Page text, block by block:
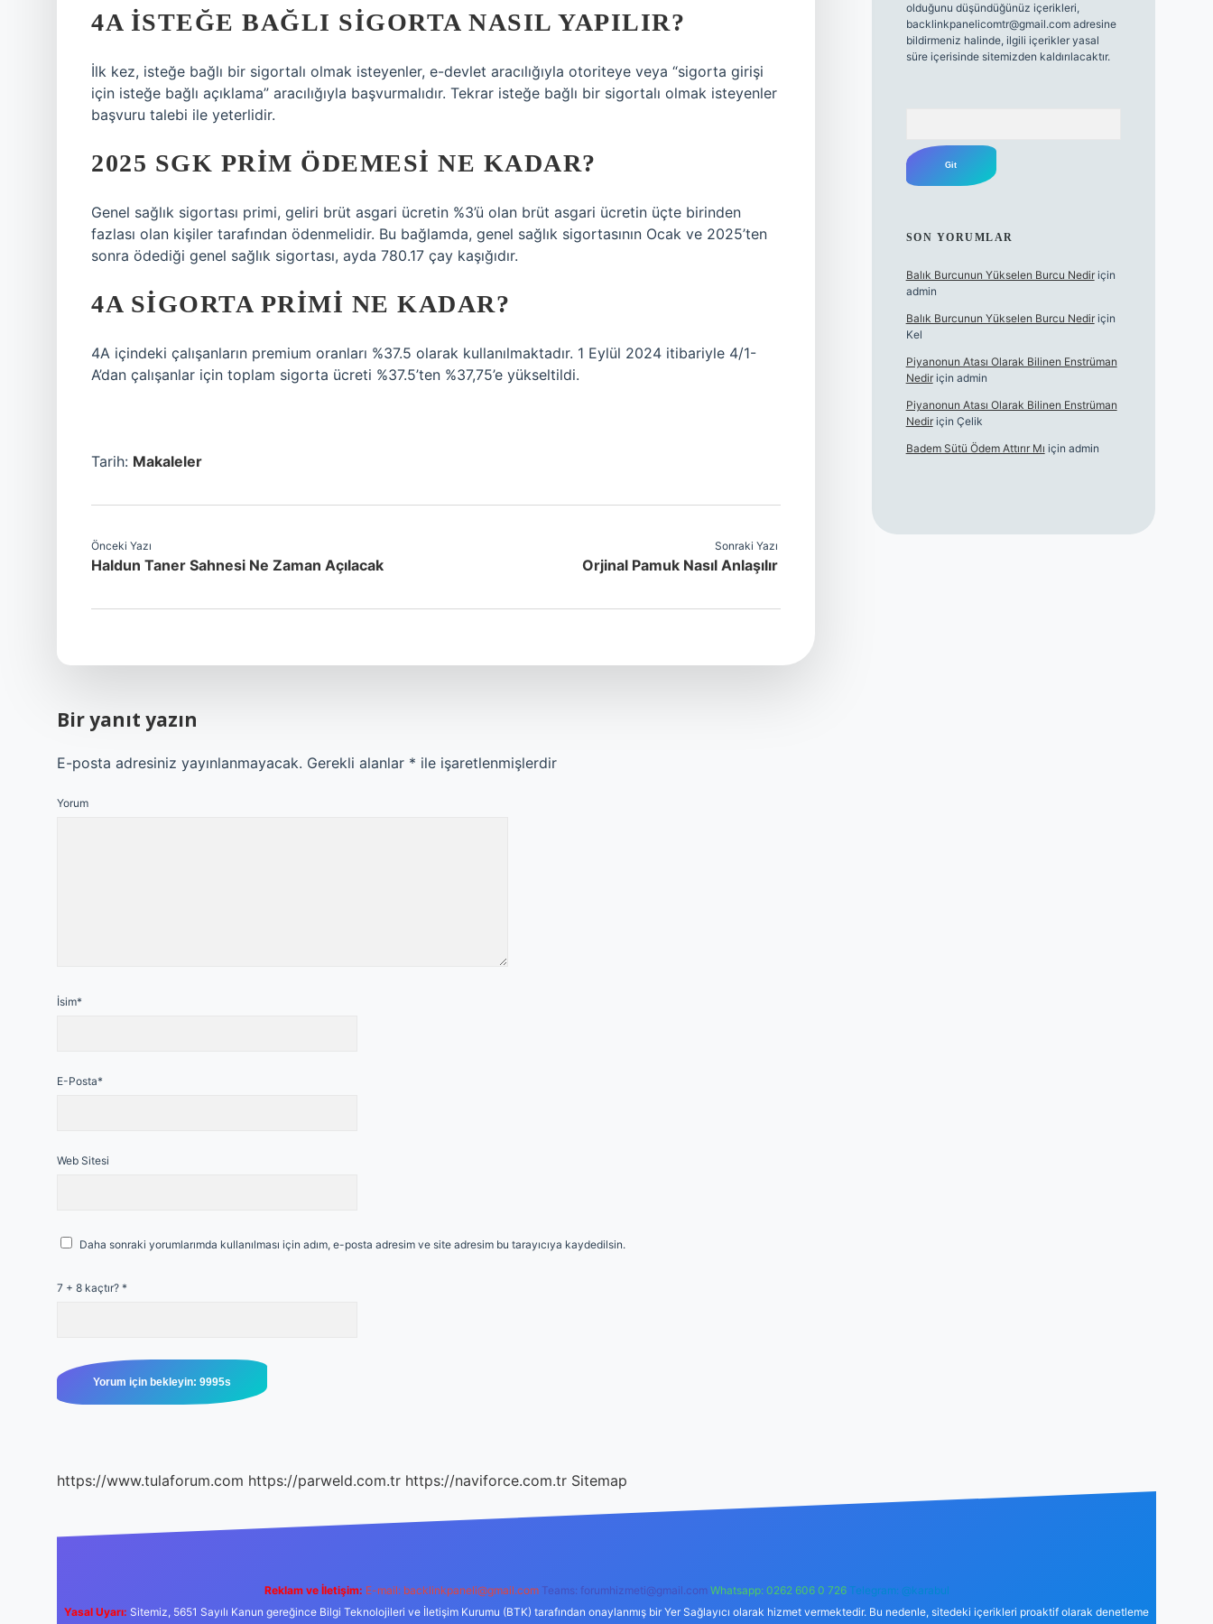
4A ISTEĞE BAĞLI SIGORTA NASIL YAPILIR?
İlk kez, isteğe bağlı bir sigortalı olmak isteyenler, e-devlet aracılığıyla otoriteye veya “sigorta girişi
için isteğe bağlı açıklama” aracılığıyla başvurmalıdır. Tekrar isteğe bağlı bir sigortalı olmak isteyenler
başvuru talebi ile yeterlidir.
2025 SGK PRIM ÖDEMESI NE KADAR?
Genel sağlık sigortası primi, geliri brüt asgari ücretin %3’ü olan brüt asgari ücretin üçte birinden
fazlası olan kişiler tarafından ödenmelidir. Bu bağlamda, genel sağlık sigortasının Ocak ve 2025’ten
sonra ödediği genel sağlık sigortası, ayda 780.17 çay kaşığıdır.
4A SIGORTA PRIMI NE KADAR?
4A içindeki çalışanların premium oranları %37.5 olarak kullanılmaktadır. 1 Eylül 2024 itibariyle 4/1-
A’dan çalışanlar için toplam sigorta ücreti %37.5’ten %37,75’e yükseltildi.
Tarih: Makaleler
Önceki Yazı
Haldun Taner Sahnesi Ne Zaman Açılacak
Sonraki Yazı
Orjinal Pamuk Nasıl Anlaşılır
Bir yanıt yazın
E-posta adresiniz yayınlanmayacak. Gerekli alanlar * ile işaretlenmişlerdir
Yorum
İsim*
E-Posta*
Web Sitesi
Daha sonraki yorumlarımda kullanılması için adım, e-posta adresim ve site adresim bu tarayıcıya kaydedilsin.
7 + 8 kaçtır? *
https://www.tulaforum.com https://parweld.com.tr https://naviforce.com.tr Sitemap
olduğunu düşündüğünüz içerikleri,
backlinkpanelicomtr@gmail.comadresine
bildirmeniz halinde, ilgili içerikler yasal
süre içerisinde sitemizden kaldırılacaktır.
SON YORUMLAR
Balık Burcunun Yükselen Burcu Nediriçin
admin
Balık Burcunun Yükselen Burcu Nediriçin
Kel
Piyanonun Atası Olarak Bilinen Enstrüman
Nediriçin admin
Piyanonun Atası Olarak Bilinen Enstrüman
Nediriçin Çelik
Badem Sütü Ödem Attırır Mı için admin
Reklam ve İletişim: E-mail: backlinkpaneli@gmail.com Teams: forumhizmeti@gmail.com Whatsapp: 0262 606 0 726 Telegram: @karabul
Yasal Uyarı: Sitemiz, 5651 Sayılı Kanun gereğince Bilgi Teknolojileri ve İletişim Kurumu (BTK) tarafından onaylanmış bir Yer Sağlayıcı olarak hizmet vermektedir. Bu nedenle, sitedeki içerikleri proaktif olarak denetleme